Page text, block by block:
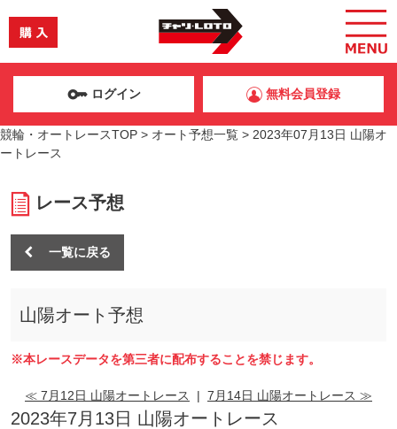
ログイン 無料会員登録
競輪・オートレースTOP > オート予想一覧 > 2023年07月13日 山陽オ
ートレース
レース予想
一覧に戻る
山陽オート予想
※本レースデータを第三者に配布することを禁じます。
≪ 7月12日 山陽オートレース | 7月14日 山陽オートレース ≫
2023年7月13日 山陽オートレース